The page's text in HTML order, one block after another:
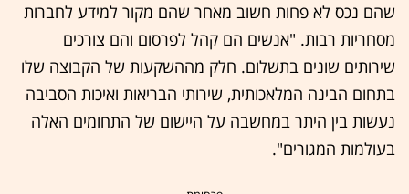
שהם נכס לא פחות חשוב מאחר שהם מקור למידע לחברות
מסחריות רבות. "אנשים הם קהל לפרסום והם צורכים
שירותים שונים בתשלום. חלק מההשקעות של הקבוצה שלו
בתחום הבינה המלאכותית, שירותי הבריאות ואיכות הסביבה
נעשות בין היתר במחשבה על היישום של התחומים האלה
בעולמות המגורים".